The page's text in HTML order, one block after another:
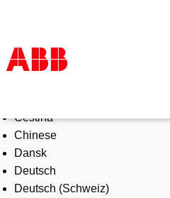
Products & Solutions
Industries
Services
About us
Where to buy
Čeština
Chinese
Dansk
Deutsch
Deutsch (Schweiz)